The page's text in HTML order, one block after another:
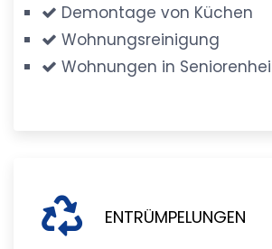
Demontage von Küchen
Wohnungsreinigung
Wohnungen in
ENTRÜMPELUNGEN